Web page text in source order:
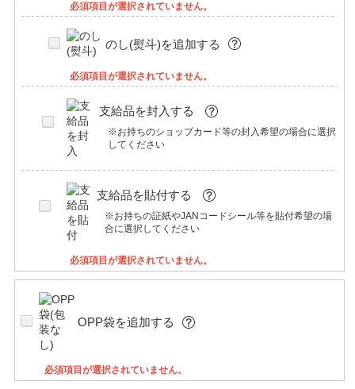
必須項目が選択されていません。
のし(熨斗)を追加する
必須項目が選択されていません。
支給品を封入する
※お持ちのショップカード等の封入希望の場合に選択
してください
支給品を貼付する
※お持ちの証紙やJANコードシール等を貼付希望の場
合に選択してください
必須項目が選択されていません。
OPP袋を追加する
必須項目が選択されていません。